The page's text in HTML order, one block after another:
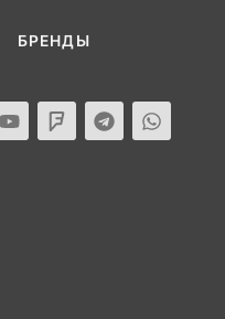
БРЕНДЫ